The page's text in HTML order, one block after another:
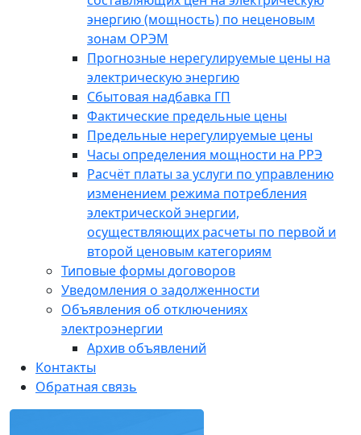
энергию (мощность) по неценовым
зонам ОРЭМ
Прогнозные нерегулируемые цены на
электрическую энергию
Сбытовая надбавка ГП
Фактические предельные цены
Предельные нерегулируемые цены
Часы определения мощности на РРЭ
Расчёт платы за услуги по управлению
изменением режима потребления
электрической энергии,
осуществляющих расчеты по первой и
второй ценовым категориям
Типовые формы договоров
Уведомления о задолженности
Объявления об отключениях
электроэнергии
Архив объявлений
Контакты
Обратная связь